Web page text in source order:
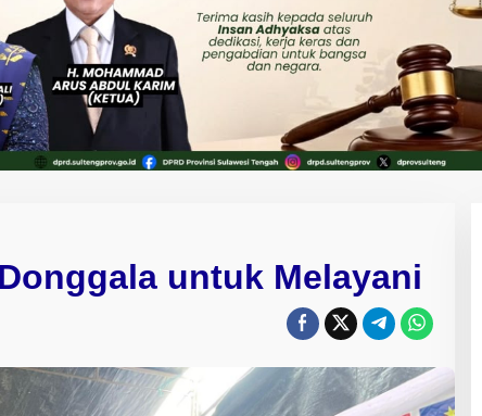
untuk Melayani